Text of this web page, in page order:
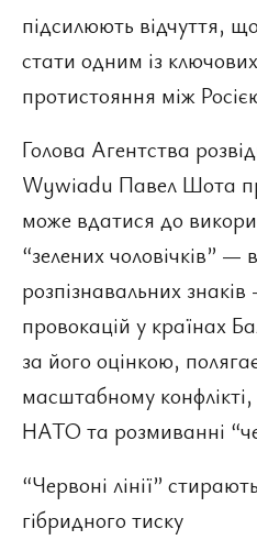
підсилюють відчуття, що
стати одним із
протистояння між
Голова Агентства
Wywiadu Павел Шота
може вдатися до
“зелених чоловічків” —
розпізнавальних
провокацій у країнах
за його оцінкою,
масштабному конфлікті,
НАТО та розмиванні
“Червоні лінії”
гібридного тиску